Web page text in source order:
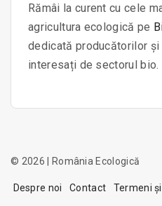
Rămâi la curent cu cele
agricultura ecologică pe
dedicată producătorilor
interesați de sectorul bio.
© 2026 | România Ecologică
Despre noi Contact Termeni